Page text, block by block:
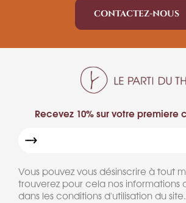
CONTACTEZ-NOUS
Recevez 10% sur votre premiere
Vous pouvez vous désinscrire à tout
trouverez pour cela nos
dans les conditions d'utilisation du site.